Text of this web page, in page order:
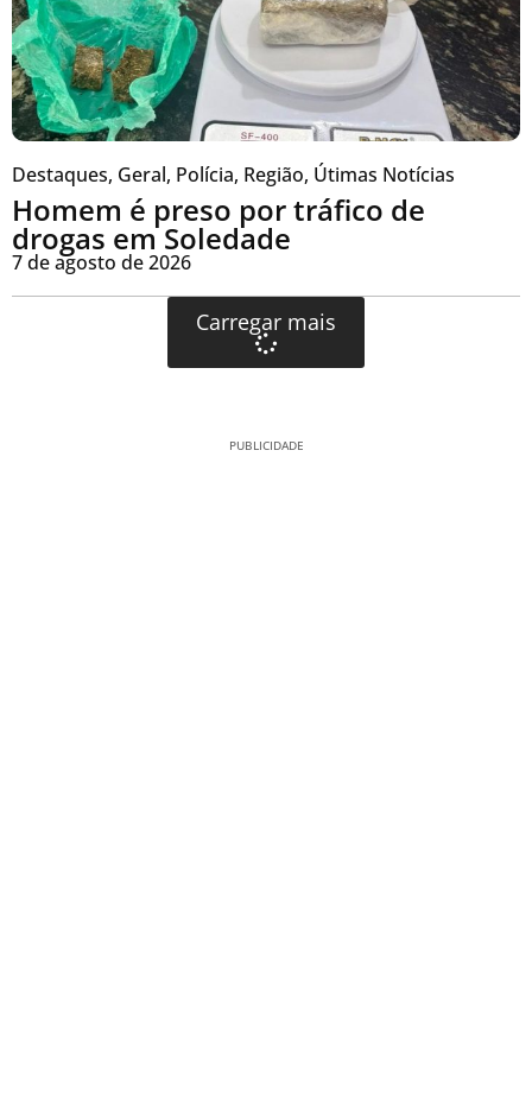
Destaques, Geral, Polícia, Região, Útimas Notícias
Homem é preso por tráfico de
drogas em Soledade
7 de agosto de 2026
Carregar mais
PUBLICIDADE